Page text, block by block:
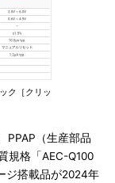
ク［クリッ
PPAP（生産部品
規格「AEC-Q100
ジ搭載品が2024年